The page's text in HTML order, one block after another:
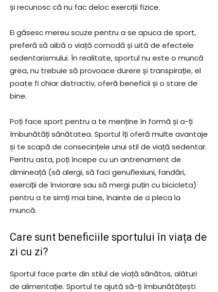
și recunosc că nu fac deloc exerciții fizice.
Ei găsesc mereu scuze pentru a se apuca de sport,
preferă să aibă o viață comodă și uită de efectele
sedentarismului. În realitate, sportul nu este o muncă
grea, nu trebuie să provoace durere și transpirație, el
poate fi chiar distractiv, oferă beneficii și o stare de
bine.
Poți face sport pentru a te menține în formă și a-ți
îmbunătăți sănătatea. Sportul îți oferă multe avantaje
și te scapă de consecințele unui stil de viață sedentar.
Pentru asta, poți începe cu un antrenament de
dimineață (să alergi, să faci genuflexiuni, fandări,
exerciții de înviorare sau să mergi puțin cu bicicleta)
pentru a te simți mai bine, înainte de a pleca la
muncă.
Care sunt beneficiile sportului în viața de
zi cu zi?
Sportul face parte din stilul de viață sănătos, alături
de alimentație. Sportul te ajută să-ți îmbunătățești